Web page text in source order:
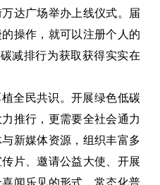
达广场举办上线仪式。届
操作，就可以注册个人的
减排行为获取获得实实在
全民共识。开展绿色低碳
推行，更需要全社会通力
新媒体资源，组织丰富多
片、邀请公益大使、开展
闻乐见的形式，常态化普